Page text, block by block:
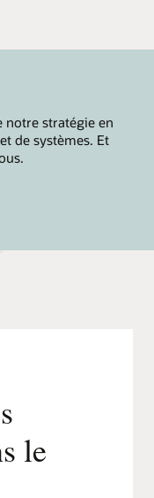
notre stratégie en
de systèmes. Et
le